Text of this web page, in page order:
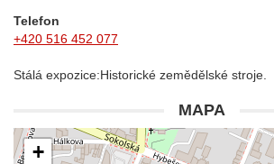
Telefon
+420 516 452 077
Stálá expozice:Historické zemědělské stroje.
MAPA
+